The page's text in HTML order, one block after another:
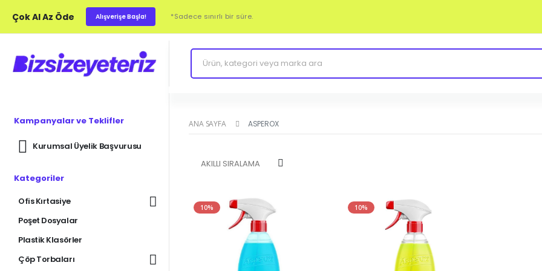
Çok Al Az Öde Alışverişe Başla! *Sadece sınırlı bir süre.
Kampanyalar ve Teklifler
Kurumsal Üyelik Başvurusu
Kategoriler
Ofis Kırtasiye
Poşet Dosyalar
Plastik Klasörler
Çöp Torbaları
ANA SAYFA ASPEROX
10% 10%